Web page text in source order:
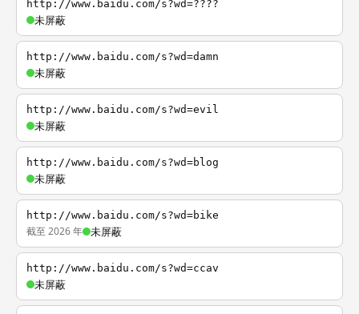
http://www.baidu.com/s?wd=????
未屏蔽
http://www.baidu.com/s?wd=damn
未屏蔽
http://www.baidu.com/s?wd=evil
未屏蔽
http://www.baidu.com/s?wd=blog
未屏蔽
http://www.baidu.com/s?wd=bike
截至 2026 年 未屏蔽
http://www.baidu.com/s?wd=ccav
未屏蔽